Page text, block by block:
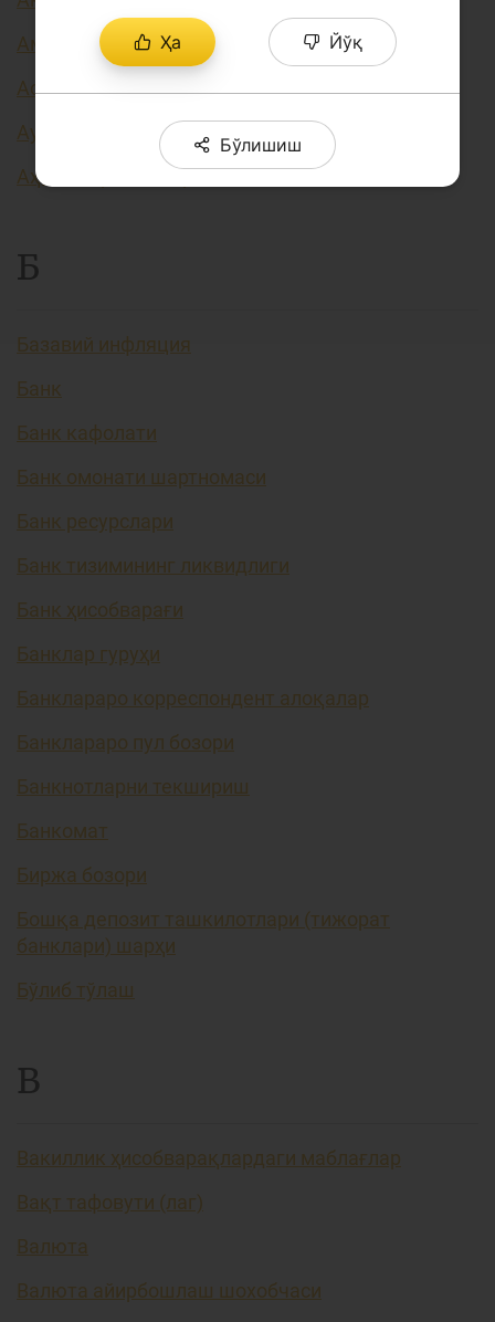
Амортизация (эскириш)
Асосий фоиз ставкаси
Аутентификация
Аҳоли даромадлари
Б
Базавий инфляция
Банк
Банк кафолати
Банк омонати шартномаси
Банк ресурслари
Банк тизимининг ликвидлиги
Банк ҳисобварағи
Банклар гуруҳи
Банклараро корреспондент алоқалар
Банклараро пул бозори
Банкнотларни текшириш
Банкомат
Биржа бозори
Бошқа депозит ташкилотлари (тижорат
банклари) шарҳи
Бўлиб тўлаш
В
Вакиллик ҳисобварақлардаги маблағлар
Вақт тафовути (лаг)
Валюта
Валюта айирбошлаш шохобчаси
Ҳа Йўқ
Бўлишиш